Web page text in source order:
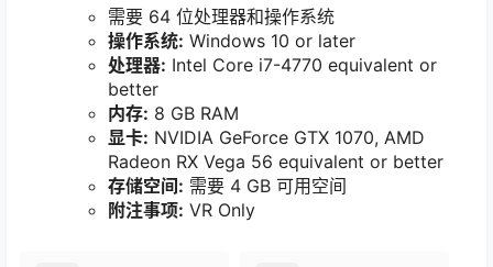
需要 64 位处理器和操作系统
操作系统: Windows 10 or later
处理器: Intel Core i7-4770 equivalent or
better
内存: 8 GB RAM
显卡: NVIDIA GeForce GTX 1070, AMD
Radeon RX Vega 56 equivalent or better
存储空间: 需要 4 GB 可用空间
附注事项: VR Only